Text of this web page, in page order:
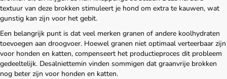
textuur van deze brokken stimuleert je hond om extra te kauwen, wat
gunstig kan zijn voor het gebit.
Een belangrijk punt is dat veel merken granen of andere koolhydraten
toevoegen aan droogvoer. Hoewel granen niet optimaal verteerbaar zijn
voor honden en katten, compenseert het productieproces dit probleem
gedeeltelijk. Desalniettemin vinden sommigen dat graanvrije brokken
nog beter zijn voor honden en katten.